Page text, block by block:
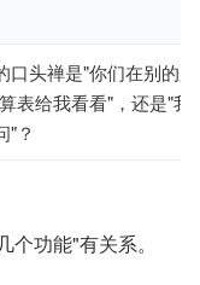
口头禅是"你们在别的
表给我看看"，还是"我
"？
功能"有关系。